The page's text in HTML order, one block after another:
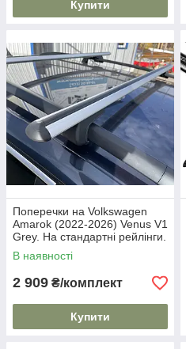
Купити
Поперечки на Volkswagen
Amarok (2022-2026) Venus V1
Grey. На стандартні рейлінги.
Без замка. Сірі
В наявності
2 909 ₴/комплект
Купити